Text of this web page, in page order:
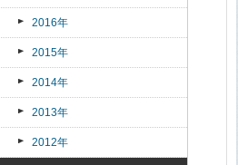
2016年
2015年
2014年
2013年
2012年